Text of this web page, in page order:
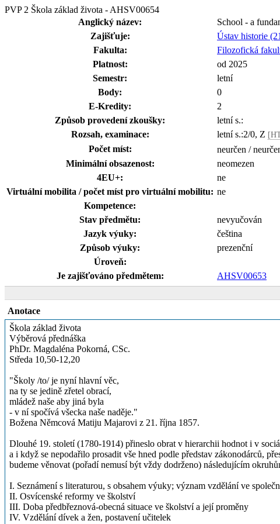
PVP 2 Škola základ života - AHSV00654
Anglický název:
School - a
Zajišťuje:
Ústav historie
Fakulta:
Filozofická
Platnost:
od 2025
Semestr:
letní
Body:
0
E-Kredity:
2
Způsob provedení zkoušky:
letní s.:
Rozsah, examinace:
letní s.:2/0, Z
Počet míst:
neurčen /
Minimální obsazenost:
neomezen
4EU+:
ne
Virtuální mobilita / počet míst pro virtuální mobilitu: ne
Kompetence:
Stav předmětu:
nevyučován
Jazyk výuky:
čeština
Způsob výuky:
prezenční
Úroveň:
Je zajišťováno předmětem:
AHSV00653
Anotace
Škola základ života
Výběrová přednáška
PhDr. Magdaléna Pokorná, CSc.
Středa 10,50-12,20
"Školy /to/ je nyní hlavní věc,
na ty se jedině zřetel obrací,
mládež naše aby jiná byla
- v ní spočívá všecka naše naděje."
Božena Němcová Matiju Majarovi z 21. října 1857.
Dlouhé 19. století (1780-1914) přineslo obrat v hierarchii hodnot i v
a i když se nepodařilo prosadit vše hned podle představ zákonodárců,
budeme věnovat (pořadí nemusí být vždy dodrženo) následujícím
I. Seznámení s literaturou, s obsahem výuky; význam vzdělání ve
II. Osvícenské reformy ve školství
III. Doba předbřeznová-obecná situace ve školství a její proměny
IV. Vzdělání dívek a žen, postavení učitelek